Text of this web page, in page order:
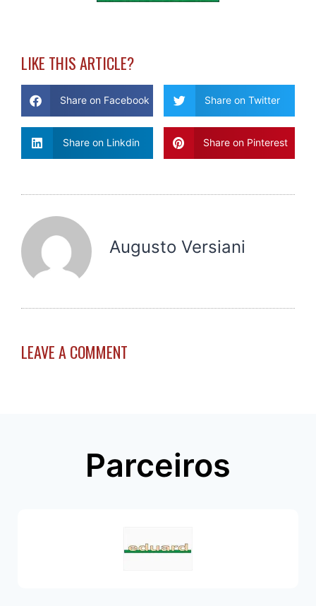
LIKE THIS ARTICLE?
Share on Facebook Share on Twitter
Share on Linkdin Share on Pinterest
Augusto Versiani
LEAVE A COMMENT
Parceiros